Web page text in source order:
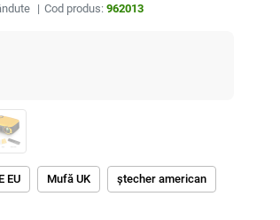
Cod produs: 962013
EU Mufă UK ștecher american